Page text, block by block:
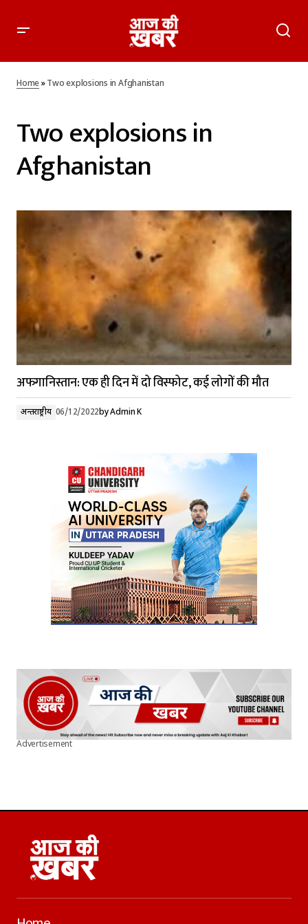
Home»Two explosions in Afghanistan
Two explosions in
Afghanistan
अफगानिस्तान: एक ही दिन में दो विस्फोट, कई लोगों की मौत
अन्तर्राष्ट्रीय 06/12/2022byAdmin K
Advertisement